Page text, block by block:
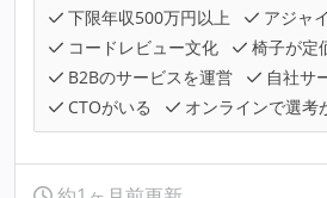
下限年収500万円以上
アジャ
コードレビュー文化
椅子が定
B2Bのサービスを運営
自社サ
CTOがいる
オンラインで選考